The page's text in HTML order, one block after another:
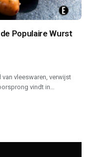
Populaire Wurst
vleeswaren, verwijst
vindt in…